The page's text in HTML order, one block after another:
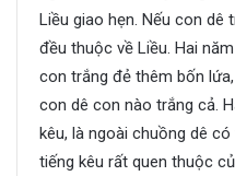
Liều giao hẹn. Nếu con dê
đều thuộc về Liều. Hai
con trắng đẻ thêm bốn
con dê con nào trắng cả.
kêu, là ngoài chuồng dê
tiếng kêu rất quen thuộc